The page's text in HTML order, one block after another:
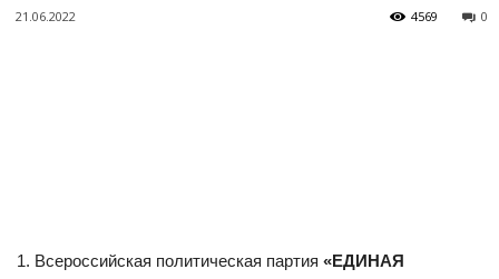
21.06.2022 0
4569
Всероссийская политическая партия «ЕДИНАЯ